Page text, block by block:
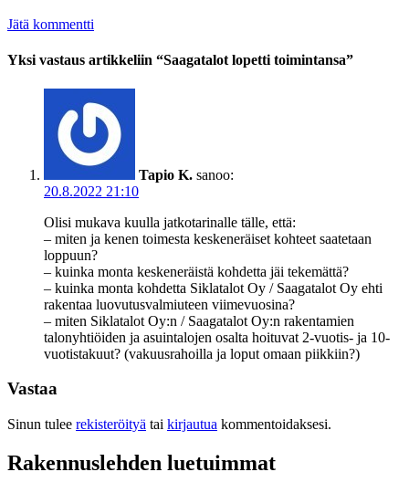
Jätä kommentti
Yksi vastaus artikkeliin “Saagatalot lopetti toimintansa”
Tapio K. sanoo:
20.8.2022 21:10
Olisi mukava kuulla jatkotarinalle tälle, että:
– miten ja kenen toimesta keskeneräiset kohteet saatetaan
loppuun?
– kuinka monta keskeneräistä kohdetta jäi tekemättä?
– kuinka monta kohdetta Siklatalot Oy / Saagatalot Oy ehti
rakentaa luovutusvalmiuteen viimevuosina?
– miten Siklatalot Oy:n / Saagatalot Oy:n rakentamien
talonyhtiöiden ja asuintalojen osalta hoituvat 2-vuotis- ja 10-
vuotistakuut? (vakuusrahoilla ja loput omaan piikkiin?)
Vastaa
Sinun tulee rekisteröityä tai kirjautua kommentoidaksesi.
Rakennuslehden luetuimmat